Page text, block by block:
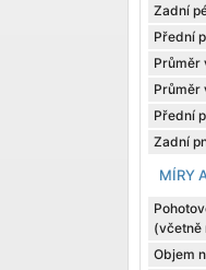
Zadní
Přední
Průměr
Průměr
Přední
Zadní
MÍRY
(včetně
Objem